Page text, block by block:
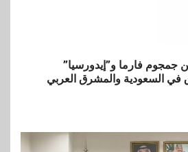
جمجوم فارما و”إيدورسيا”
في السعودية والمشرق العربي